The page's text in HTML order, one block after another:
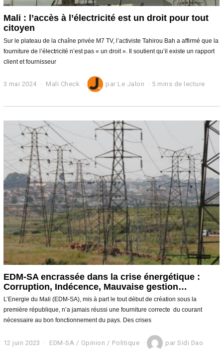
Mali : l’accès à l’électricité est un droit pour tout
citoyen
Sur le plateau de la chaîne privée M7 TV, l’activiste Tahirou Bah a affirmé que la
fourniture de l’électricité n’est pas « un droit ». Il soutient qu’il existe un rapport
client et fournisseur
3 mai 2024
2
0
2
4
Mali Check par Le Jalon 5 mins de lecture
EDM-SA encrassée dans la crise énergétique :
Corruption, Indécence, Mauvaise gestion…
L’Energie du Mali (EDM-SA), mis à part le tout début de création sous la
première république, n’a jamais réussi une fourniture correcte du courant
nécessaire au bon fonctionnement du pays. Des crises
12 juin 2023 EDM-SA / Opinion / Politique parSidi Dao